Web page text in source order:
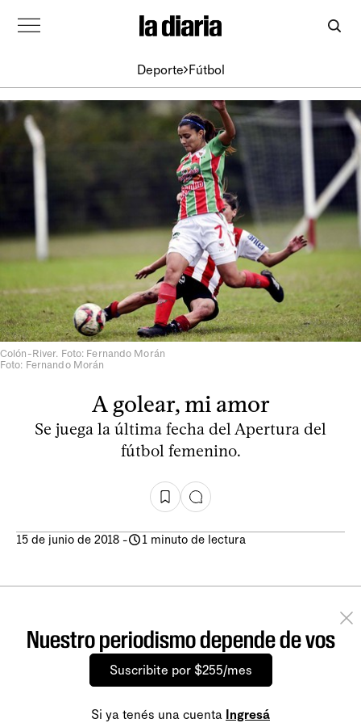
Deporte Fútbol
Colón-River. Foto: Fernando Morán
Foto: Fernando Morán
A golear, mi amor
Se juega la última fecha del Apertura del
fútbol femenino.
15 de junio de 2018 - 1 minuto de lectura
Nuestro periodismo depende de vos
Suscribite por $255/mes
Si ya tenés una cuenta Ingresá